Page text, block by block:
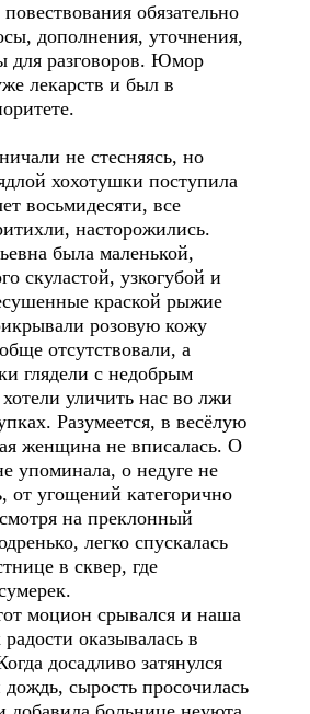
обязательно
дополнения, уточнения,
для разговоров. Юмор
лекарств и был в
не стесняясь, но
хохотушки поступила
восьмидесяти, все
насторожились.
была маленькой,
скуластой, узкогубой и
краской рыжие
розовую кожу
отсутствовали, а
глядели с недобрым
уличить нас во лжи
Разумеется, в весёлую
женщина не вписалась. О
упоминала, о недуге не
от угощений категорично
на преклонный
легко спускалась
в сквер, где
моцион срывался и наша
оказывалась в
досадливо затянулся
сырость просочилась